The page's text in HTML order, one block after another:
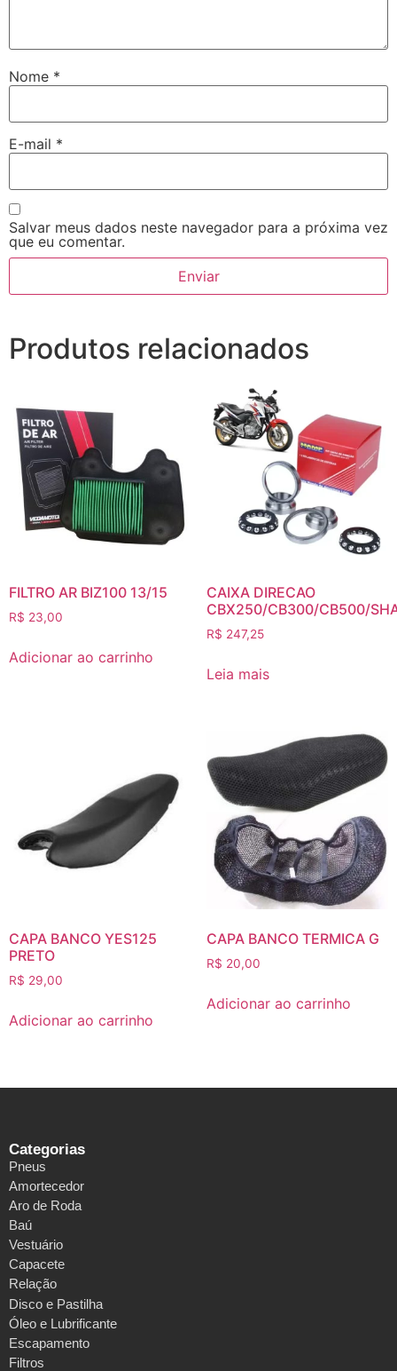
Nome *
E-mail *
Salvar meus dados neste navegador para a próxima vez
que eu comentar.
Produtos relacionados
FILTRO AR BIZ100 13/15
R$ 23,00
Adicionar ao carrinho
CAIXA DIRECAO
CBX250/CB300/CB500/
R$ 247,25
Leia mais
CAPA BANCO YES125
PRETO
R$ 29,00
Adicionar ao carrinho
CAPA BANCO TERMICA G
R$ 20,00
Adicionar ao carrinho
Categorias
Pneus
Amortecedor
Aro de Roda
Baú
Vestuário
Capacete
Relação
Disco e Pastilha
Óleo e Lubrificante
Escapamento
Filtros